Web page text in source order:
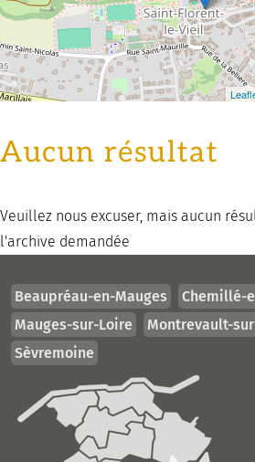
Aucun résultat
Veuillez nous excuser, mais aucun
l'archive demandée
Beaupréau-en-Mauges
Chemillé-
Mauges-sur-Loire
Montrevault-
Sèvremoine